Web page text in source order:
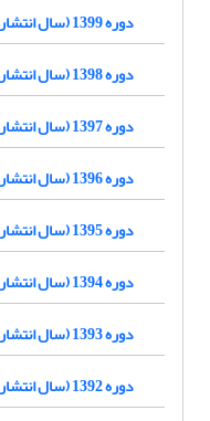
دوره 1399 (سال انتشار 1399)
دوره 1398 (سال انتشار 1399)
دوره 1397 (سال انتشار 1397)
دوره 1396 (سال انتشار 1397)
دوره 1395 (سال انتشار 1396)
دوره 1394 (سال انتشار 1395)
دوره 1393 (سال انتشار 1394)
دوره 1392 (سال انتشار 1394)